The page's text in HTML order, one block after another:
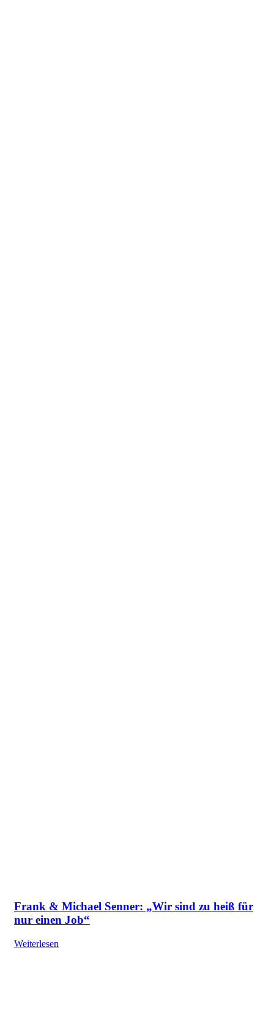
Frank & Michael Senner: „Wir sind zu heiß für
nur einen Job“
Weiterlesen